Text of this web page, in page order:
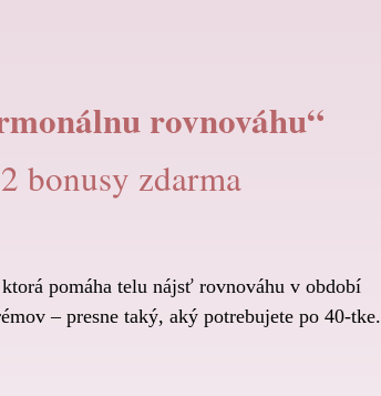
rovnováhu“
bonusy zdarma
pomáha telu nájsť rovnováhu v období
– presne taký, aký potrebujete po 40-tke.